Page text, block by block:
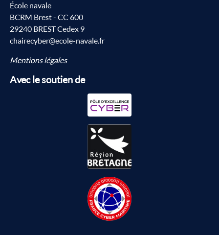
École navale
BCRM Brest - CC 600
29240 BREST Cedex 9
chairecyber@ecole-navale.fr
Mentions légales
Avec le soutien de